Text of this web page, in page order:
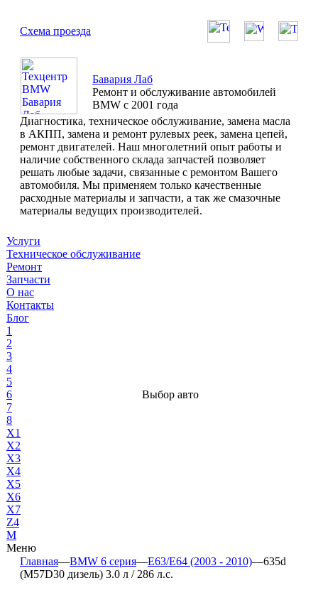
Схема проезда
Бавария Лаб
Ремонт и обслуживание автомобилей
BMW с 2001 года
Диагностика, техническое обслуживание, замена масла
в АКПП, замена и ремонт рулевых реек, замена цепей,
ремонт двигателей. Наш многолетний опыт работы и
наличие собственного склада запчастей позволяет
решать любые задачи, связанные с ремонтом Вашего
автомобиля. Мы применяем только качественные
расходные материалы и запчасти, а так же смазочные
материалы ведущих производителей.
Услуги
Техническое обслуживание
Ремонт
Запчасти
О нас
Контакты
Блог
1
2
3
4
5
6
7
8
X1
X2
X3
X4
X5
X6
X7
Z4
М
Меню
Выбор авто
Главная—BMW 6 серия—E63/E64 (2003 - 2010)—635d
(M57D30 дизель) 3.0 л / 286 л.с.